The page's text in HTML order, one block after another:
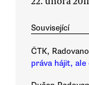
Související
ČTK,
práva hájit, ale